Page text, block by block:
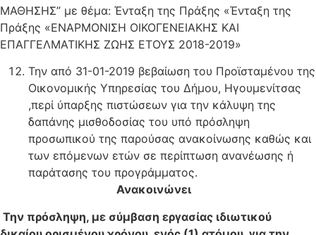
ΜΑΘΗΣΗΣ” με θέμα: Ένταξη της Πράξης «Ένταξη της
Πράξης «ΕΝΑΡΜΟΝΙΣΗ ΟΙΚΟΓΕΝΕΙΑΚΗΣ ΚΑΙ
ΕΠΑΓΓΕΛΜΑΤΙΚΗΣ ΖΩΗΣ ΕΤΟΥΣ 2018-2019»
Την από 31-01-2019 βεβαίωση του Προϊσταμένου της
Οικονομικής Υπηρεσίας του Δήμου, Ηγουμενίτσας
,περί ύπαρξης πιστώσεων για την κάλυψη της
δαπάνης μισθοδοσίας του υπό πρόσληψη
προσωπικού της παρούσας ανακοίνωσης καθώς και
των επόμενων ετών σε περίπτωση ανανέωσης ή
παράτασης του προγράμματος.
Ανακοινώνει
Την πρόσληψη, με σύμβαση εργασίας ιδιωτικού